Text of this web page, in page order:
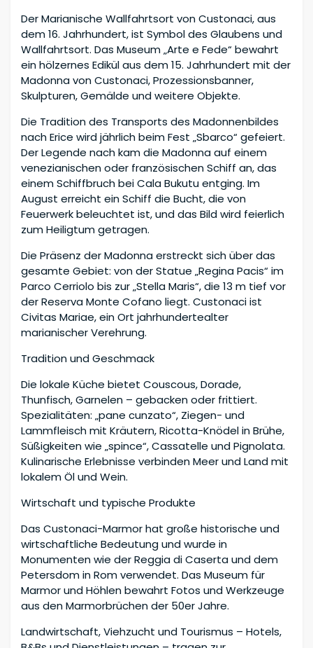
Der Marianische Wallfahrtsort von Custonaci, aus
dem 16. Jahrhundert, ist Symbol des Glaubens und
Wallfahrtsort. Das Museum „Arte e Fede“ bewahrt
ein hölzernes Edikül aus dem 15. Jahrhundert mit der
Madonna von Custonaci, Prozessionsbanner,
Skulpturen, Gemälde und weitere Objekte.
Die Tradition des Transports des Madonnenbildes
nach Erice wird jährlich beim Fest „Sbarco“ gefeiert.
Der Legende nach kam die Madonna auf einem
venezianischen oder französischen Schiff an, das
einem Schiffbruch bei Cala Bukutu entging. Im
August erreicht ein Schiff die Bucht, die von
Feuerwerk beleuchtet ist, und das Bild wird feierlich
zum Heiligtum getragen.
Die Präsenz der Madonna erstreckt sich über das
gesamte Gebiet: von der Statue „Regina Pacis“ im
Parco Cerriolo bis zur „Stella Maris“, die 13 m tief vor
der Reserva Monte Cofano liegt. Custonaci ist
Civitas Mariae, ein Ort jahrhundertealter
marianischer Verehrung.
Tradition und Geschmack
Die lokale Küche bietet Couscous, Dorade,
Thunfisch, Garnelen – gebacken oder frittiert.
Spezialitäten: „pane cunzato“, Ziegen- und
Lammfleisch mit Kräutern, Ricotta-Knödel in Brühe,
Süßigkeiten wie „spince“, Cassatelle und Pignolata.
Kulinarische Erlebnisse verbinden Meer und Land mit
lokalem Öl und Wein.
Wirtschaft und typische Produkte
Das Custonaci-Marmor hat große historische und
wirtschaftliche Bedeutung und wurde in
Monumenten wie der Reggia di Caserta und dem
Petersdom in Rom verwendet. Das Museum für
Marmor und Höhlen bewahrt Fotos und Werkzeuge
aus den Marmorbrüchen der 50er Jahre.
Landwirtschaft, Viehzucht und Tourismus – Hotels,